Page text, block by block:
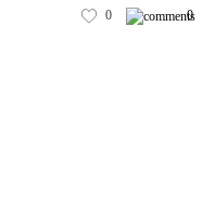
0 0